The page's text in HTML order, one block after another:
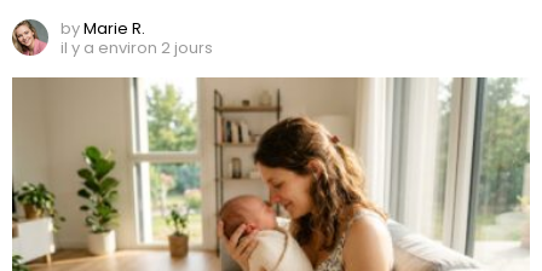
byMarie R.
il y a environ 2 jours